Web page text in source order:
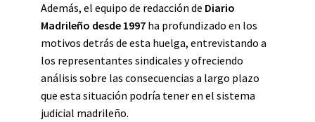
Además, el equipo de redacción de Diario
Madrileño desde 1997 ha profundizado en los
motivos detrás de esta huelga, entrevistando a
los representantes sindicales y ofreciendo
análisis sobre las consecuencias a largo plazo
que esta situación podría tener en el sistema
judicial madrileño.